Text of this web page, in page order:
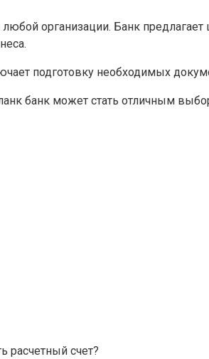
организации. Банк
подготовку необходимых
банк может стать отличным
расчетный счет?